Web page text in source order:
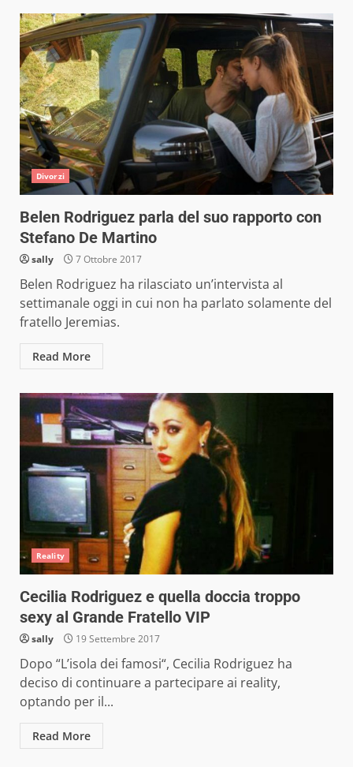
Divorzi
Belen Rodriguez parla del suo rapporto con
Stefano De Martino
sally 7 Ottobre 2017
Belen Rodriguez ha rilasciato un’intervista al
settimanale oggi in cui non ha parlato solamente del
fratello Jeremias.
Read More
Reality
Cecilia Rodriguez e quella doccia troppo
sexy al Grande Fratello VIP
sally 19 Settembre 2017
Dopo “L’isola dei famosi“, Cecilia Rodriguez ha
deciso di continuare a partecipare ai reality,
optando per il...
Read More